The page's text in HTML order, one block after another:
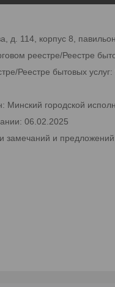
д. 114, корпус 8,
реестре/Реестре
Реестре бытовых
Минский городской
06.02.2025
замечаний и